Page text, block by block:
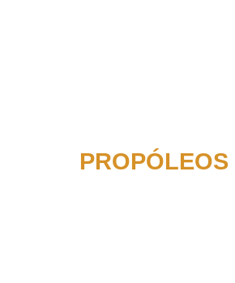
PROPÓLEOS